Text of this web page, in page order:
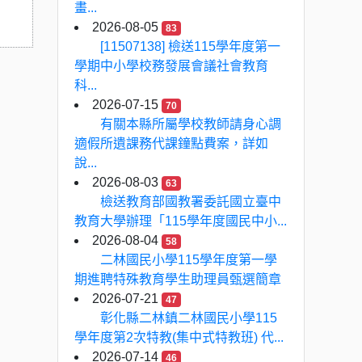
畫...
2026-08-05
83
[11507138] 檢送115學年度第一
學期中小學校務發展會議社會教育
科...
2026-07-15
70
有關本縣所屬學校教師請身心調
適假所遺課務代課鐘點費案，詳如
說...
2026-08-03
63
檢送教育部國教署委託國立臺中
教育大學辦理「115學年度國民中小...
2026-08-04
58
二林國民小學115學年度第一學
期進聘特殊教育學生助理員甄選簡章
2026-07-21
47
彰化縣二林鎮二林國民小學115
學年度第2次特教(集中式特教班) 代...
2026-07-14
46